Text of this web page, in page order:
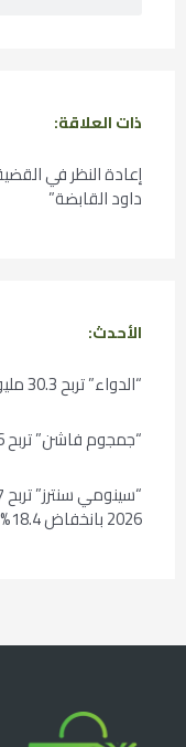
ذات العلاقة:
إعادة النظر في
داود القابضة”
الأحدث:
“الدواء” تربح 30.3 مليون ريال في الربع الثاني من 2026
“جمجوم فاشن” تربح 16.6 مليون ريال في الربع الثالث من 2026
2026 بانخفاض 18.4%